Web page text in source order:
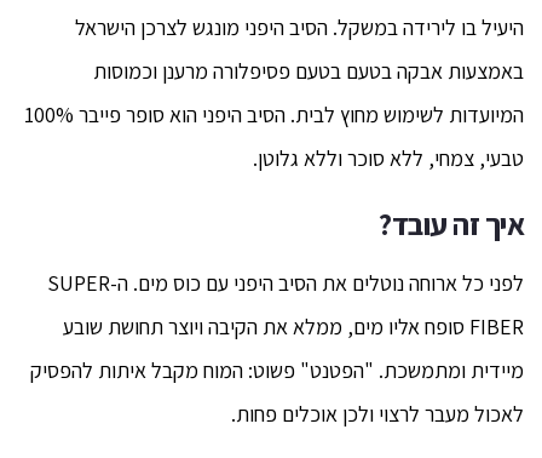
היעיל בו לירידה במשקל. הסיב היפני מונגש לצרכן הישראל
באמצעות אבקה בטעם בטעם פסיפלורה מרענן וכמוסות
המיועדות לשימוש מחוץ לבית. הסיב היפני הוא סופר פייבר 100%
טבעי, צמחי, ללא סוכר וללא גלוטן.
איך זה עובד?
לפני כל ארוחה נוטלים את הסיב היפני עם כוס מים. ה-SUPER
FIBER סופח אליו מים, ממלא את הקיבה ויוצר תחושת שובע
מיידית ומתמשכת. "הפטנט" פשוט: המוח מקבל איתות להפסיק
לאכול מעבר לרצוי ולכן אוכלים פחות.